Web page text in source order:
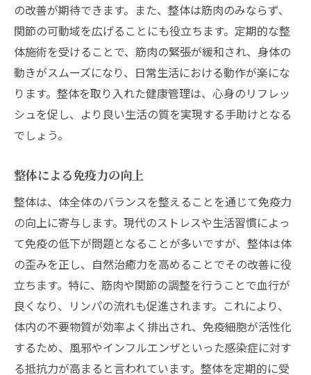
の改善が期待できます。また、整体は筋肉のみならず、
関節の可動域を広げることにも役立ちます。定期的な整
体施術を受けることで、筋肉の緊張が緩和され、身体の
動きがスムーズになり、日常生活における動作が楽にな
ります。整体を取り入れた健康管理は、心身のリフレッ
シュを促し、より良い生活の質を実現する手助けとなる
でしょう。
整体による免疫力の向上
整体は、体全体のバランスを整えることを通じて免疫力
の向上に寄与します。現代のストレスや生活習慣によっ
て免疫の低下が問題となることが多いですが、整体は体
の歪みを正し、自然治癒力を高めることでその改善に役
立ちます。特に、筋肉や関節の調整を行うことで血行が
良くなり、リンパの流れも促進されます。これにより、
体内の不要物質が効率よく排出され、免疫細胞が活性化
するため、風邪やインフルエンザといった感染症に対す
る抵抗力が高まると言われています。整体を定期的に受